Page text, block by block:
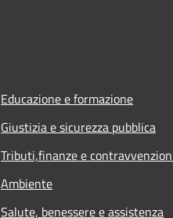
Educazione e formazione
Giustizia e sicurezza pubblica
Tributi,finanze e
Ambiente
Salute, benessere e assistenza